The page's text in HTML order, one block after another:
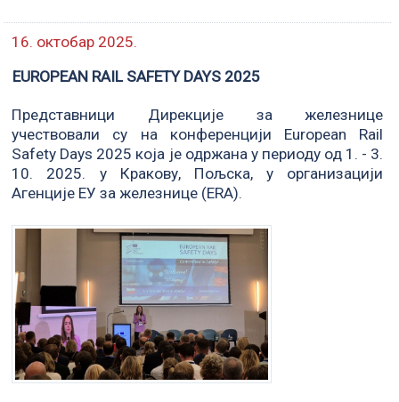
16. октобар 2025.
EUROPEAN RAIL SAFETY DAYS 2025
Представници Дирекције за железнице
учествовали су на конференцији European Rail
Safety Days 2025 која је одржана у периоду од 1. - 3.
10. 2025. у Кракову, Пољска, у организацији
Агенције ЕУ за железнице (ERA).